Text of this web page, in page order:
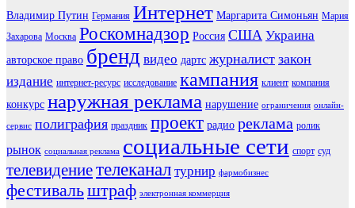
Владимир Путин Германия Интернет Маргарита Симоньян Мария
Захарова Москва Роскомнадзор Россия США Украина
авторское право бренд видео дартс журналист закон
издание интернет-ресурс исследование кампания клиент компания
конкурс наружная реклама нарушение ограничения онлайн-
сервис полиграфия праздник проект радио реклама ролик
рынок социальная реклама социальные сети спорт суд
телевидениетелеканал турнир фармобизнес
фестивальштраф электронная коммерция